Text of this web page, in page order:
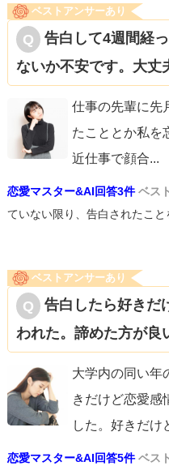
ベストアンサーあり
告白して4週間経
ないか不安です。大丈
仕事の先輩に先
たこととか私を
近仕事で顔合...
恋愛マスター&AI回答3件 ベス
ていない限り、告白されたこ
ベストアンサーあり
告白したら好きだ
われた。諦めた方が良
大学内の同い年
きだけど恋愛感
した。好きだけ
恋愛マスター&AI回答5件 ベス